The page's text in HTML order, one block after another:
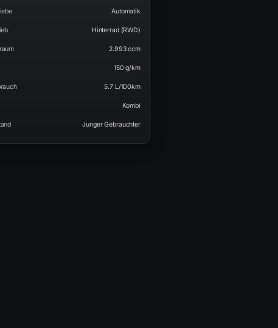
Automatik
Hinterrad (RWD)
2.993 ccm
150 g/km
5.7 L/100km
Kombi
Junger Gebrauchter